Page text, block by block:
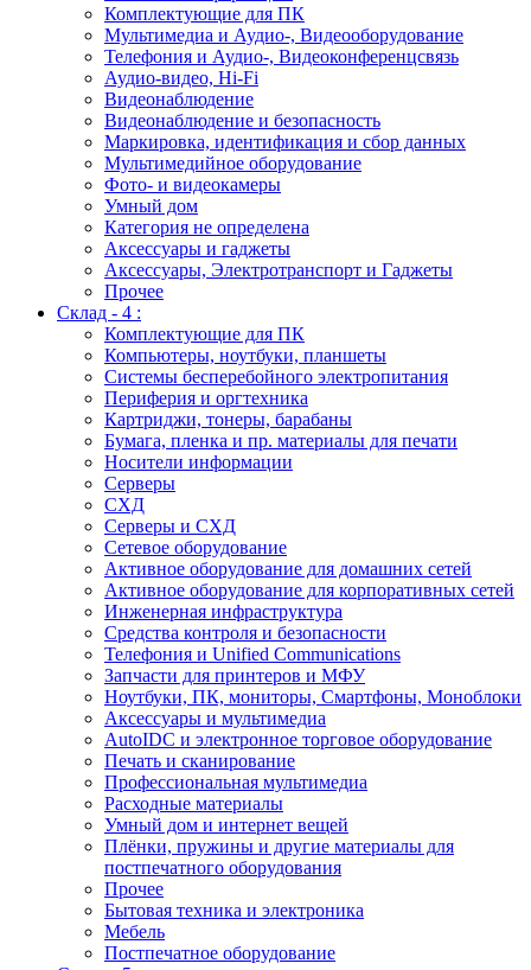
Комплектующие для ПК
Мультимедиа и Аудио-, Видеооборудование
Телефония и Аудио-, Видеоконференцсвязь
Аудио-видео, Hi-Fi
Видеонаблюдение
Видеонаблюдение и безопасность
Маркировка, идентификация и сбор данных
Мультимедийное оборудование
Фото- и видеокамеры
Умный дом
Категория не определена
Аксессуары и гаджеты
Аксессуары, Электротранспорт и Гаджеты
Прочее
Склад - 4 :
Комплектующие для ПК
Компьютеры, ноутбуки, планшеты
Системы бесперебойного электропитания
Периферия и оргтехника
Картриджи, тонеры, барабаны
Бумага, пленка и пр. материалы для печати
Носители информации
Серверы
СХД
Серверы и СХД
Сетевое оборудование
Активное оборудование для домашних сетей
Активное оборудование для корпоративных сетей
Инженерная инфраструктура
Средства контроля и безопасности
Телефония и Unified Communications
Запчасти для принтеров и МФУ
Ноутбуки, ПК, мониторы, Смартфоны, Моноблоки
Аксессуары и мультимедиа
AutoIDC и электронное торговое оборудование
Печать и сканирование
Профессиональная мультимедиа
Расходные материалы
Умный дом и интернет вещей
Плёнки, пружины и другие материалы для
постпечатного оборудования
Прочее
Бытовая техника и электроника
Мебель
Постпечатное оборудование